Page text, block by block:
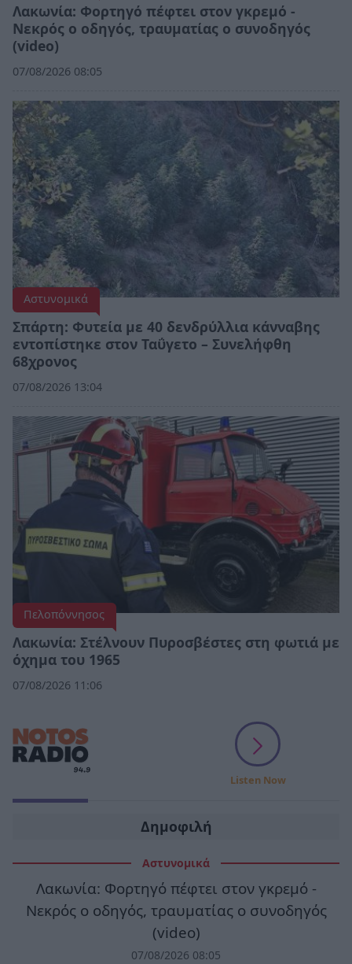
Λακωνία: Φορτηγό πέφτει στον γκρεμό -
Νεκρός ο οδηγός, τραυματίας ο συνοδηγός
(video)
07/08/2026 08:05
Αστυνομικά
Σπάρτη: Φυτεία με 40 δενδρύλλια κάνναβης
εντοπίστηκε στον Ταΰγετο – Συνελήφθη
68χρονος
07/08/2026 13:04
Πελοπόννησος
Λακωνία: Στέλνουν Πυροσβέστες στη φωτιά με
όχημα του 1965
07/08/2026 11:06
Listen Now
Δημοφιλή
Αστυνομικά
Λακωνία: Φορτηγό πέφτει στον γκρεμό -
Νεκρός ο οδηγός, τραυματίας ο συνοδηγός
(video)
07/08/2026 08:05